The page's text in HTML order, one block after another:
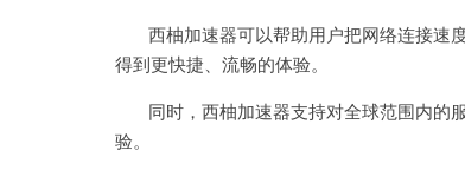
西柚加速器可以帮助用户把网络连接速
得到更快捷、流畅的体验。
同时，西柚加速器支持对全球范围内的
验。